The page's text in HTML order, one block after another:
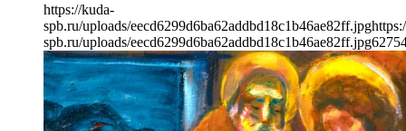
https://kuda-
spb.ru/uploads/eecd6299d6ba62addbd18c1b46ae82ff.jpg
spb.ru/uploads/eecd6299d6ba62addbd18c1b46ae82ff.jpg627